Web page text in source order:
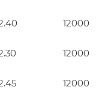
12000
12000
12000